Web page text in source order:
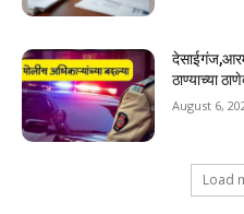
ठाण्याच्या
August 6,
Load